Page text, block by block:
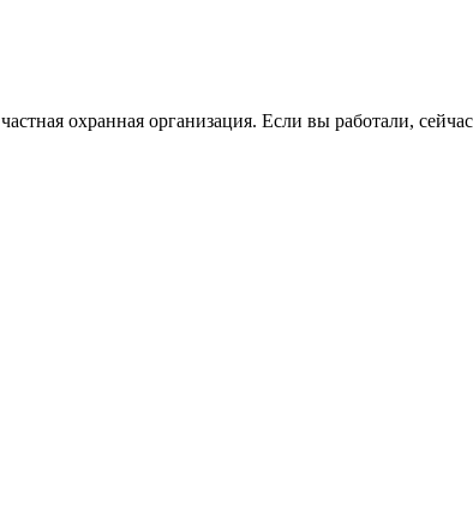
охранная организация. Если вы работали,